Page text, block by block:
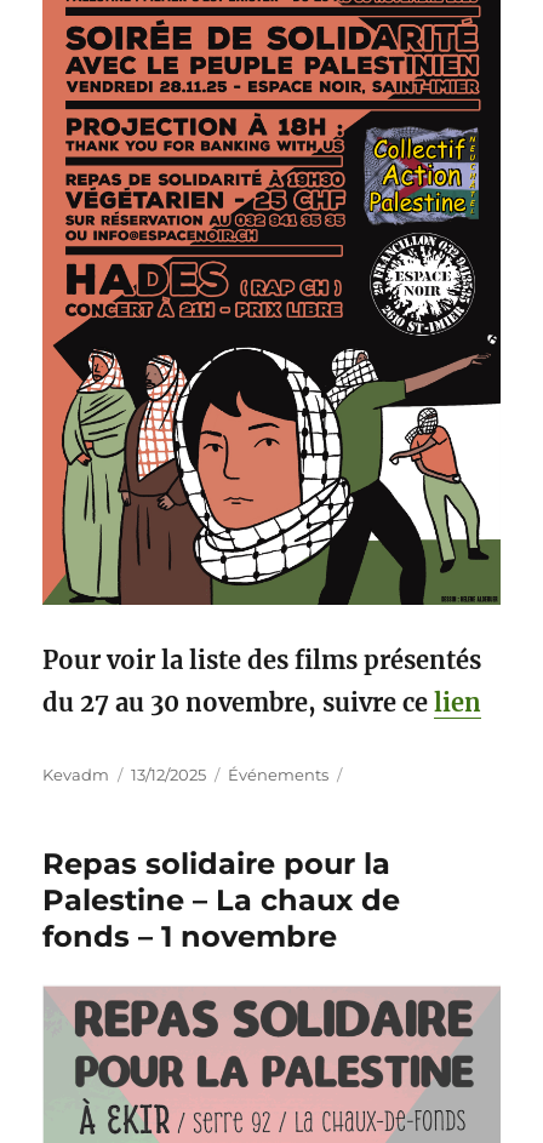
Pour voir la liste des films présentés
du 27 au 30 novembre, suivre celien
Kevadm 13/12/2025 Événements
Repas solidaire pour la
Palestine – La chaux de
fonds – 1 novembre